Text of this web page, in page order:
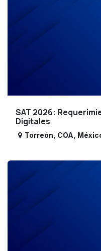
SAT 2026:
Digitales
Torreón COA